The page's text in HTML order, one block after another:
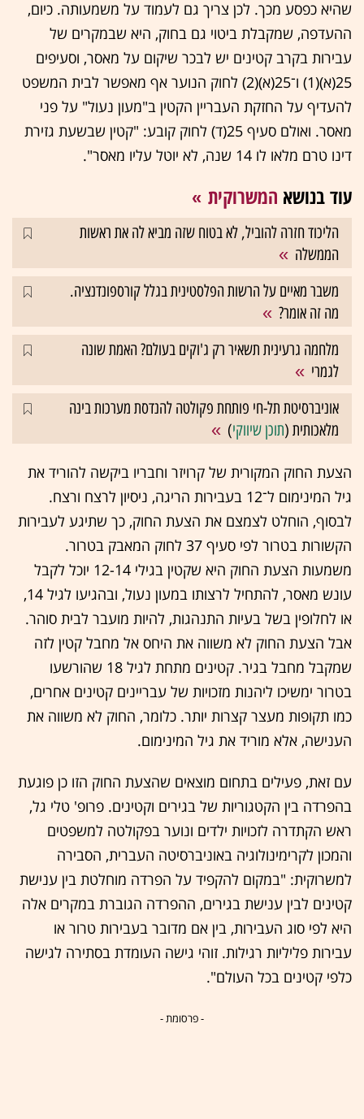
שהיא כפסע מכך. לכן צריך גם לעמוד על משמעותה. כיום,
ההעדפה, שמקבלת ביטוי גם בחוק, היא שבמקרים של
עבירות בקרב קטינים יש לבכר שיקום על מאסר, וסעיפים
25(א)(1) ו־25(א)(2) לחוק הנוער אף מאפשר לבית המשפט
להעדיף על החזקת העבריין הקטין ב"מעון נעול" על פני
מאסר. ואולם סעיף 25(ד) לחוק קובע: "קטין שבשעת גזירת
דינו טרם מלאו לו 14 שנה, לא יוטל עליו מאסר".
עוד בנושא המשרוקית
הליכוד חזרה להוביל, לא בטוח שזה מביא לה את ראשות
הממשלה
משבר מאיים על הרשות הפלסטינית בגלל קורספונדנציה.
מה זה אומר?
מלחמה גרעינית תשאיר רק ג'וקים בעולם? האמת שונה
לגמרי
אוניברסיטת תל-חי פותחת פקולטה להנדסת מערכות בינה
מלאכותית (תוכן שיווקי)
הצעת החוק המקורית של קרויזר וחבריו ביקשה להוריד את
גיל המינימום ל־12 בעבירות הריגה, ניסיון לרצח ורצח.
לבסוף, הוחלט לצמצם את הצעת החוק, כך שתיגע לעבירות
הקשורות בטרור לפי סעיף 37 לחוק המאבק בטרור.
משמעות הצעת החוק היא שקטין בגילי 12-14 יוכל לקבל
עונש מאסר, להתחיל לרצותו במעון נעול, ובהגיעו לגיל 14,
או לחלופין בשל בעיות התנהגות, להיות מועבר לבית סוהר.
אבל הצעת החוק לא משווה את היחס אל מחבל קטין לזה
שמקבל מחבל בגיר. קטינים מתחת לגיל 18 שהורשעו
בטרור ימשיכו ליהנות מזכויות של עבריינים קטינים אחרים,
כמו תקופות מעצר קצרות יותר. כלומר, החוק לא משווה את
הענישה, אלא מוריד את גיל המינימום.
עם זאת, פעילים בתחום מוצאים שהצעת החוק הזו כן פוגעת
בהפרדה בין הקטגוריות של בגירים וקטינים. פרופ' טלי גל,
ראש הקתדרה לזכויות ילדים ונוער בפקולטה למשפטים
והמכון לקרימינולוגיה באוניברסיטה העברית, הסבירה
למשרוקית: "במקום להקפיד על הפרדה מוחלטת בין ענישת
קטינים לבין ענישת בגירים, ההפרדה הגוברת במקרים אלה
היא לפי סוג העבירות, בין אם מדובר בעבירות טרור או
עבירות פליליות רגילות. זוהי גישה העומדת בסתירה לגישה
כלפי קטינים בכל העולם".
- פרסומת -